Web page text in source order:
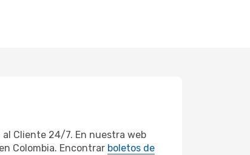
Cliente 24/7. En nuestra web
Colombia. Encontrar boletos de